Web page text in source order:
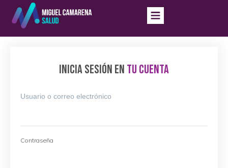
INICIA SESIÓN EN TU CUENTA
Usuario o correo electrónico
Contraseña